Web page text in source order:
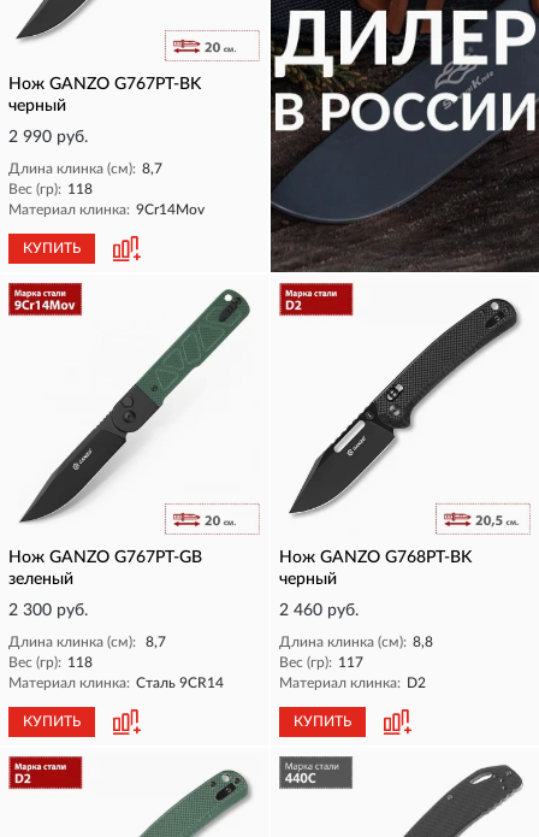
Нож GANZO G767PT-BK
черный
2 990 руб.
Длина клинка (см): 8,7
Вес (гр): 118
Материал клинка: 9Cr14Mov
КУПИТЬ КУПИТЬ
Нож GANZO G767PT-GB
зеленый
2 300 руб.
Длина клинка (см):
8,7
Вес (гр): 118
Материал клинка: Сталь 9CR14
КУПИТЬ
Нож GANZO G768PT-BK
черный
2 460 руб.
Длина клинка (см): 8,8
Вес (гр): 117
Материал клинка: D2
КУПИТЬ